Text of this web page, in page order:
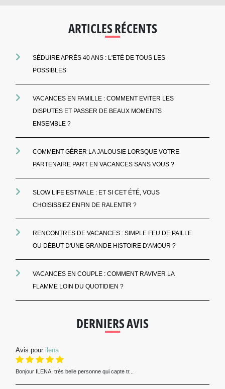
ARTICLES RÉCENTS
SÉDUIRE APRÈS 40 ANS : L'ETÉ DE TOUS LES
POSSIBLES
VACANCES EN FAMILLE : COMMENT EVITER LES
DISPUTES ET PASSER DE BEAUX MOMENTS
ENSEMBLE ?
COMMENT GÉRER LA JALOUSIE LORSQUE VOTRE
PARTENAIRE PART EN VACANCES SANS VOUS ?
SLOW LIFE ESTIVALE : ET SI CET ÉTÉ, VOUS
CHOISISSIEZ ENFIN DE RALENTIR ?
RENCONTRES DE VACANCES : SIMPLE FEU DE PAILLE
OU DÉBUT D'UNE GRANDE HISTOIRE D'AMOUR ?
VACANCES EN COUPLE : COMMENT RAVIVER LA
FLAMME LOIN DU QUOTIDIEN ?
DERNIERS AVIS
Avis pour ilena
Bonjour ILENA, très belle personne qui capte tr...